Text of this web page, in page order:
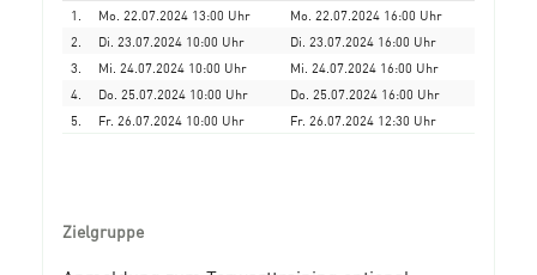
1.
Mo. 22.07.2024 13:00 Uhr
Mo. 22.07.2024 16:00 Uhr
2.
Di. 23.07.2024 10:00 Uhr
Di. 23.07.2024 16:00 Uhr
3.
Mi. 24.07.2024 10:00 Uhr
Mi. 24.07.2024 16:00 Uhr
4.
Do. 25.07.2024 10:00 Uhr
Do. 25.07.2024 16:00 Uhr
5.
Fr. 26.07.2024 10:00 Uhr Fr. 26.07.2024 12:30 Uhr
Zielgruppe